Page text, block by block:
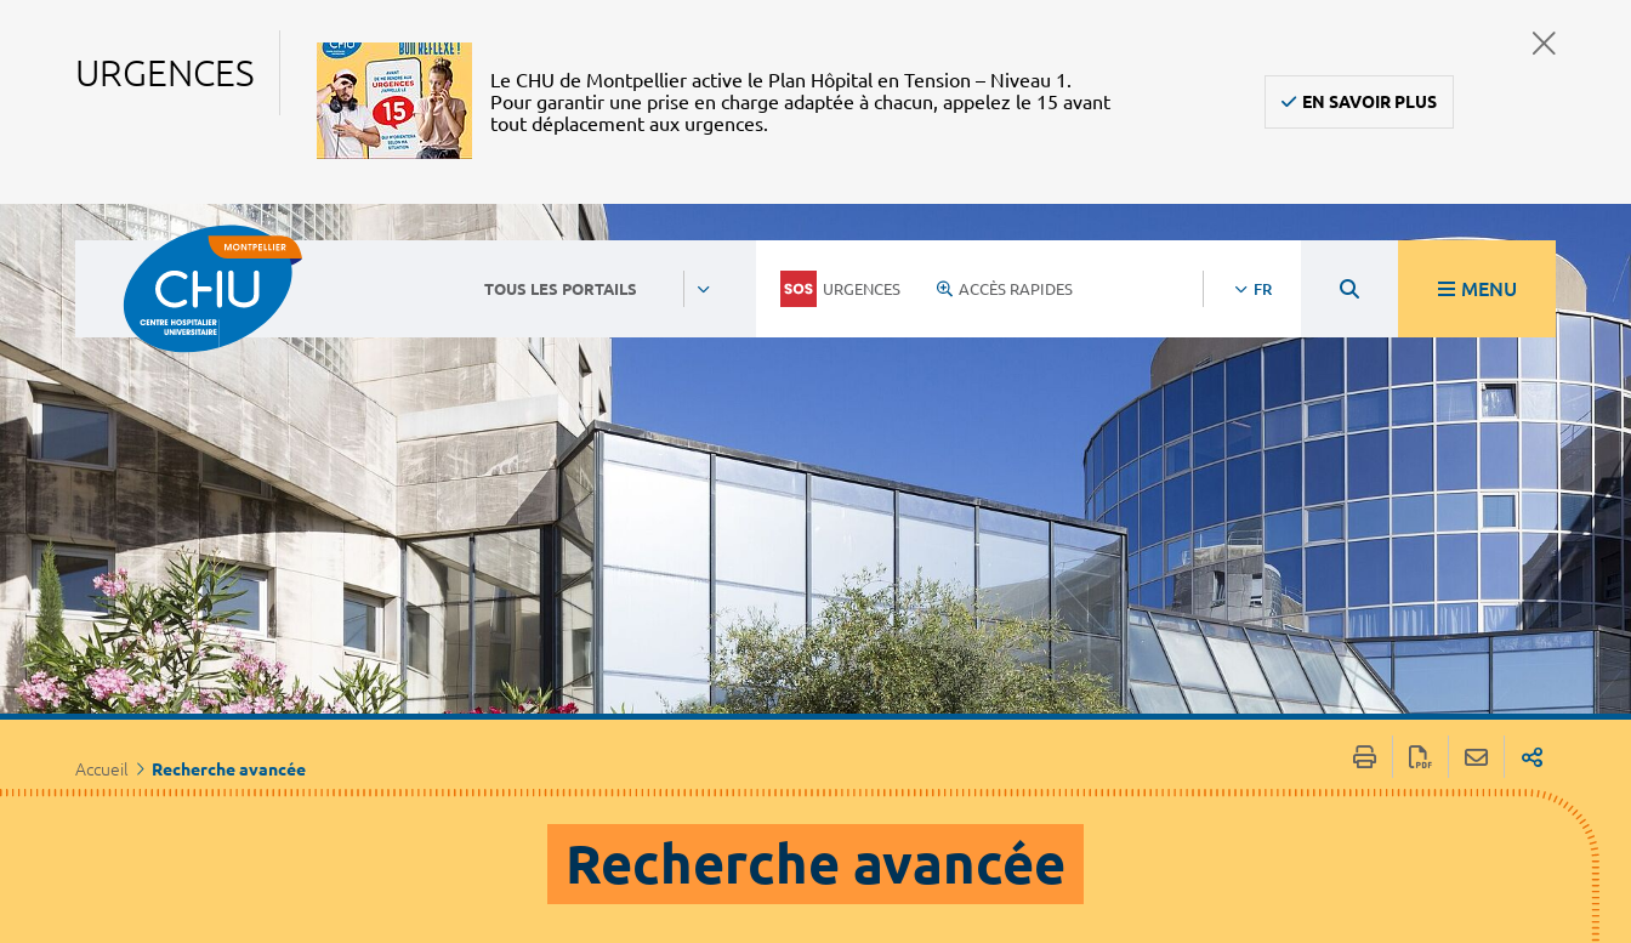
URGENCES
Le CHU de Montpellier active le Plan Hôpital en Tension – Niveau 1.
Pour garantir une prise en charge adaptée à chacun, appelez le 15 avant
tout déplacement aux urgences.
EN SAVOIR PLUS
TOUS LES PORTAILS URGENCES ACCÈS RAPIDES FR MENU
Accueil Recherche avancée
Recherche avancée